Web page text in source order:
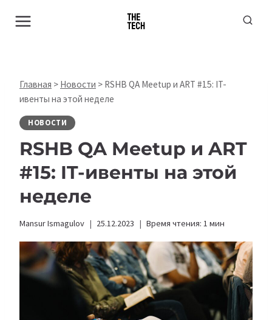
Главная > Новости > RSHB QA Meetup и ART #15: IT-
ивенты на этой неделе
НОВОСТИ
RSHB QA Meetup и ART
#15: IT-ивенты на этой
неделе
Mansur Ismagulov 25.12.2023 Время чтения: 1 мин